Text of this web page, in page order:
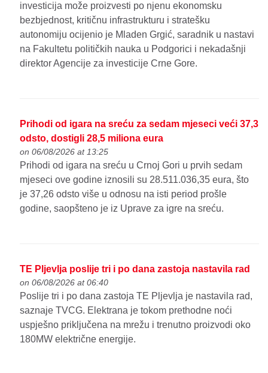
investicija može proizvesti po njenu ekonomsku
bezbjednost, kritičnu infrastrukturu i stratešku
autonomiju ocijenio je Mladen Grgić, saradnik u nastavi
na Fakultetu političkih nauka u Podgorici i nekadašnji
direktor Agencije za investicije Crne Gore.
Prihodi od igara na sreću za sedam mjeseci veći 37,3
odsto, dostigli 28,5 miliona eura
on 06/08/2026 at 13:25
Prihodi od igara na sreću u Crnoj Gori u prvih sedam
mjeseci ove godine iznosili su 28.511.036,35 eura, što
je 37,26 odsto više u odnosu na isti period prošle
godine, saopšteno je iz Uprave za igre na sreću.
TE Pljevlja poslije tri i po dana zastoja nastavila rad
on 06/08/2026 at 06:40
Poslije tri i po dana zastoja TE Pljevlja je nastavila rad,
saznaje TVCG. Elektrana je tokom prethodne noći
uspješno priključena na mrežu i trenutno proizvodi oko
180MW električne energije.